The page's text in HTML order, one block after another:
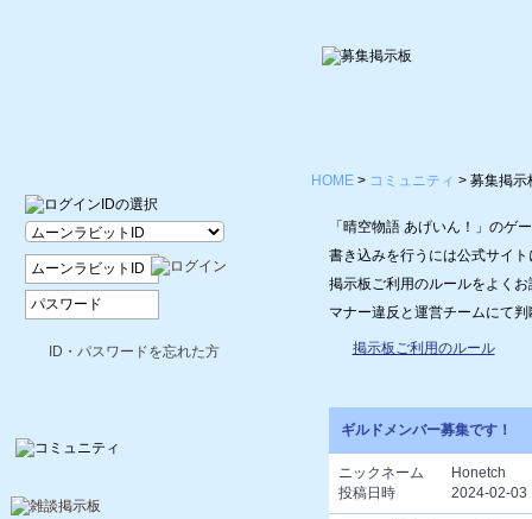
HOME > コミュニティ > 募集掲示
「晴空物語 あげいん！」のゲ
書き込みを行うには公式サイ
掲示板ご利用のルールをよく
マナー違反と運営チームにて
掲示板ご利用のルール
ギルドメンバー募集です！
ニックネーム
Honetch
投稿日時
2024-02-03
ID・パスワードを忘れた方